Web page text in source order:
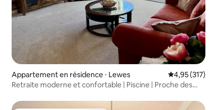
Appartement en résidence ⋅ Lewes Évaluation
4,95 (317)
Retraite moderne et confortable | Piscine | Proche des